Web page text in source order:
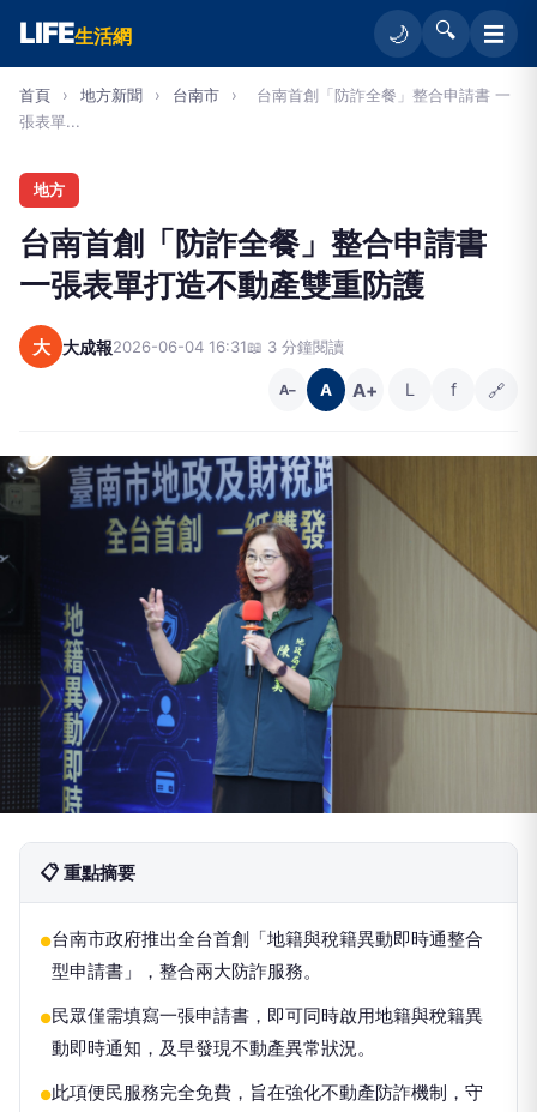
LIFE生活網 🌙 🔍 ☰
首頁 › 地方新聞 › 台南市 ›
台南首創「防詐全餐」整合申請書 一
張表單...
地方
台南首創「防詐全餐」整合申請書
一張表單打造不動產雙重防護
大 大成報2026-06-04 16:31📖 3 分鐘閱讀
A− A A+ L f 🔗
📋 重點摘要
●台南市政府推出全台首創「地籍與稅籍異動即時通整合
型申請書」，整合兩大防詐服務。
●民眾僅需填寫一張申請書，即可同時啟用地籍與稅籍異
動即時通知，及早發現不動產異常狀況。
●此項便民服務完全免費，旨在強化不動產防詐機制，守